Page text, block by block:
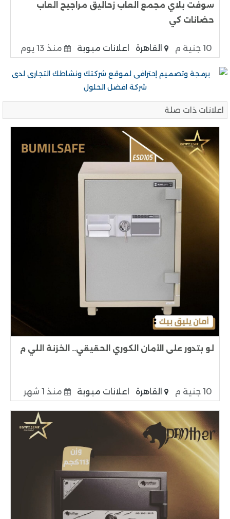
سوفت بلاي مجمع العاب زحاليق مراجيح العاب
حضانات كي
10 جنية م القاهرة اعلانات مبوبة منذ 13 يوم
اعلانات ذات صلة
لو بتدور على الأمان الكوري الحقيقي.. الخزنة اللي م
10 جنية م القاهرة اعلانات مبوبة منذ 1 شهر